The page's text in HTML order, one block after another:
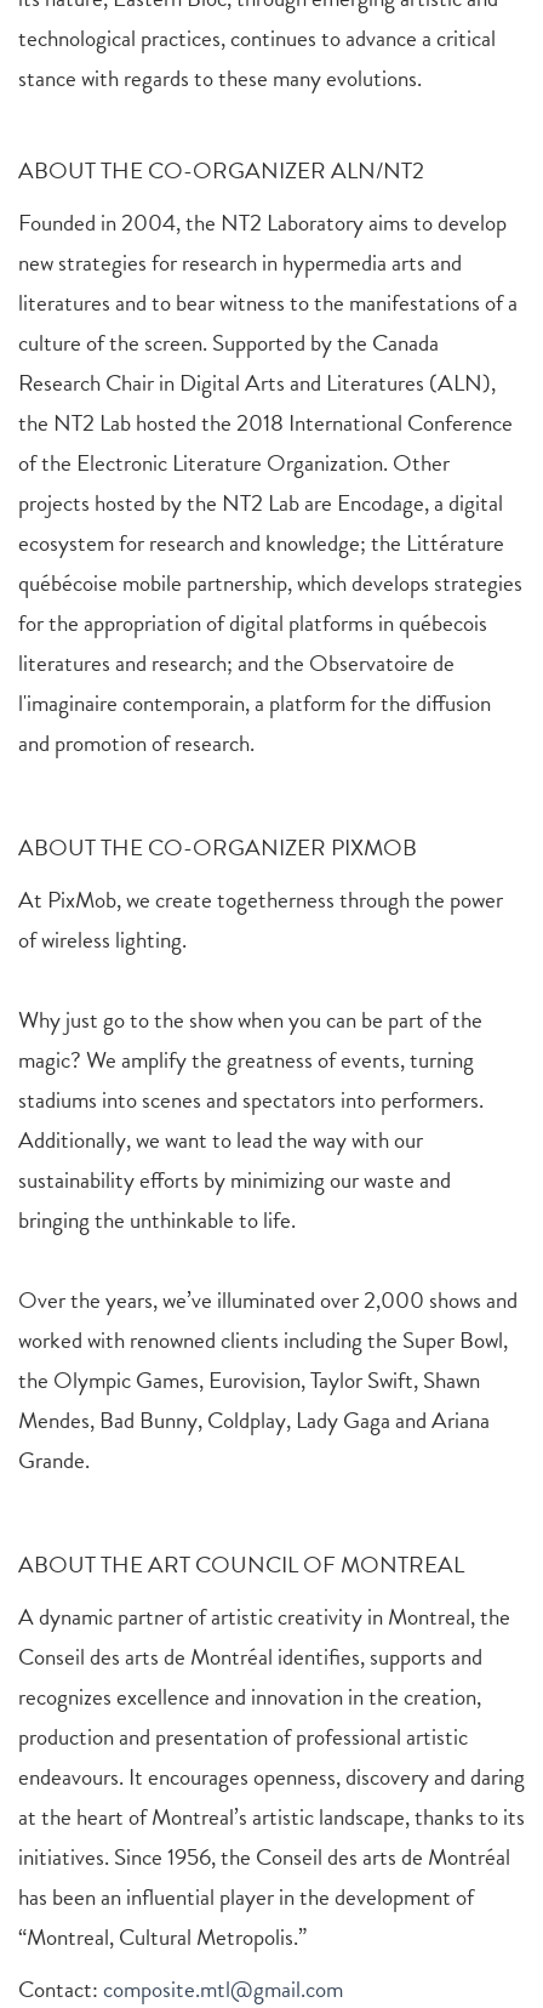
technological practices, continues to advance a critical
stance with regards to these many evolutions.
ABOUT THE CO-ORGANIZER ALN/NT2
Founded in 2004, the NT2 Laboratory aims to develop
new strategies for research in hypermedia arts and
literatures and to bear witness to the manifestations of a
culture of the screen. Supported by the Canada
Research Chair in Digital Arts and Literatures (ALN),
the NT2 Lab hosted the 2018 International Conference
of the Electronic Literature Organization. Other
projects hosted by the NT2 Lab are Encodage, a digital
ecosystem for research and knowledge; the Littérature
québécoise mobile partnership, which develops strategies
for the appropriation of digital platforms in québecois
literatures and research; and the Observatoire de
l'imaginaire contemporain, a platform for the diffusion
and promotion of research.
ABOUT THE CO-ORGANIZER PIXMOB
At PixMob, we create togetherness through the power
of wireless lighting.
Why just go to the show when you can be part of the
magic? We amplify the greatness of events, turning
stadiums into scenes and spectators into performers.
Additionally, we want to lead the way with our
sustainability efforts by minimizing our waste and
bringing the unthinkable to life.
Over the years, we’ve illuminated over 2,000 shows and
worked with renowned clients including the Super Bowl,
the Olympic Games, Eurovision, Taylor Swift, Shawn
Mendes, Bad Bunny, Coldplay, Lady Gaga and Ariana
Grande.
ABOUT THE ART COUNCIL OF MONTREAL
A dynamic partner of artistic creativity in Montreal, the
Conseil des arts de Montréal identifies, supports and
recognizes excellence and innovation in the creation,
production and presentation of professional artistic
endeavours. It encourages openness, discovery and daring
at the heart of Montreal’s artistic landscape, thanks to its
initiatives. Since 1956, the Conseil des arts de Montréal
has been an influential player in the development of
“Montreal, Cultural Metropolis.”
Contact:composite.mtl@gmail.com